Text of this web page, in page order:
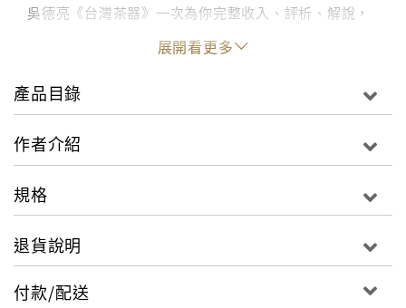
吳德亮《台灣茶器》一次為你完整收入、評析、解說，
是你深入瞭解台灣當代茶器、品茗、收藏、鑑賞
以及泡好茶的最經典鉅作。
台灣茶器起步雖晚，卻因為許多藝術家的競相投入，茶
今天，無論在材質突破、造型創意、實用功能、釉色表
響，加上茶人與文化人不斷腦力激盪與創意研發，茶器
除了用途種類早已無限擴充至數十種以上，素材的選擇
更大膽顛覆傳統，從陶、瓷、玻璃、銀器、竹器、木
展開看更多
產品目錄
作者介紹
規格
退貨說明
付款/配送